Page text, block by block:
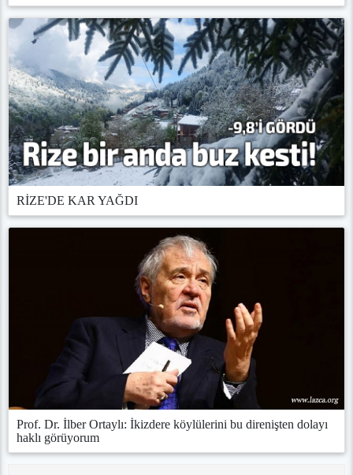
RİZE'DE KAR YAĞDI
Prof. Dr. İlber Ortaylı: İkizdere köylülerini bu direnişten dolayı
haklı görüyorum